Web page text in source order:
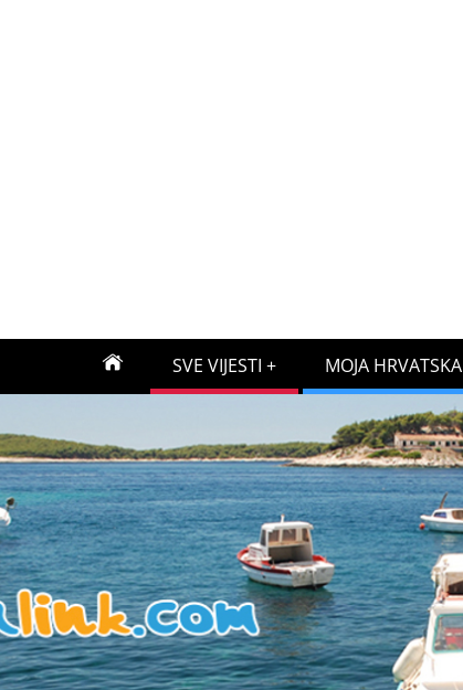
SVE VIJESTI MOJA HRVATSKA